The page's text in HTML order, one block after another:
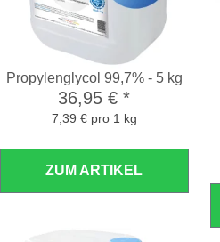
Propylenglycol 99,7% - 5 kg
36,95 €*
7,39 € pro 1 kg
ZUM ARTIKEL